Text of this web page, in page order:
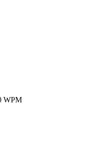
WPM